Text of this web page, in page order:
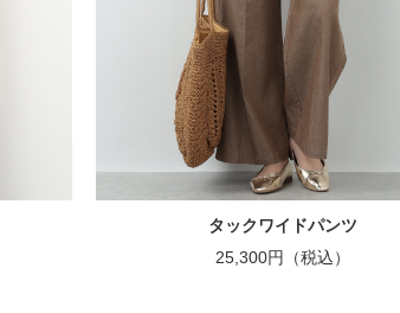
タックワイドパンツ
25,300円（税込）